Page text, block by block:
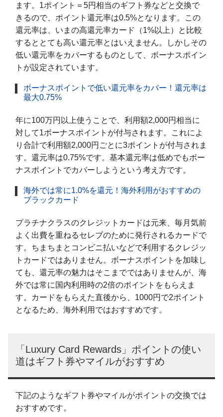
ます。1ポイント＝5円相当のギフト券などと交換で
きるので、ポイント還元率は0.5%となります。この
還元率は、いまの高還元率カード（1%以上）と比較
するととても高い還元率とはいえません。しかしその
低い還元率をカバーするものとして、ボーナスポイン
トが設定されています。
ボーナスポイントで低い還元率をカバー！還元率は
最大0.75%
年に100万円以上使うことで、利用額2,000円相当に
対して1ボーナスポイントが付与されます。これによ
り合計で利用額2,000円ごとに3ポイントが付与されま
す。還元率は0.75%です。基本還元率は低めでもボー
ナスポイントでカバーしようという考え方です。
海外では常に1.0%を還元！海外利用がおすすめの
ブラックカード
プラチナクラスのクレジットカードは元来、毎月気前
よく出費を重ねるセレブのために発行されるカードで
す。ちまちまとコンビニ払いなどで利用するクレジッ
トカードではありません。ボーナスポイントを加味し
ても、還元率の魅力はそこまでではありませんが、海
外では常に国内利用時の2倍のポイントをもらえま
す。カードをもらえた直後から、1000円で2ポイント
となるため、海外利用ではおすすめです。
「Luxury Card Rewards」ポイントの使い
道はギフト券やマイルがおすすめ
下記のようなギフト券やマイルがポイントの交換では
おすすめです。